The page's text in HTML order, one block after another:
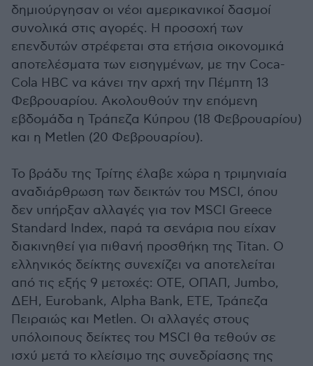
δημιούργησαν οι νέοι αμερικανικοί δασμοί
συνολικά στις αγορές. Η προσοχή των
επενδυτών στρέφεται στα ετήσια οικονομικά
αποτελέσματα των εισηγμένων, με την Coca-
Cola HBC να κάνει την αρχή την Πέμπτη 13
Φεβρουαρίου. Ακολουθούν την επόμενη
εβδομάδα η Τράπεζα Κύπρου (18 Φεβρουαρίου)
και η Metlen (20 Φεβρουαρίου).
Το βράδυ της Τρίτης έλαβε χώρα η τριμηνιαία
αναδιάρθρωση των δεικτών του MSCI, όπου
δεν υπήρξαν αλλαγές για τον MSCI Greece
Standard Index, παρά τα σενάρια που είχαν
διακινηθεί για πιθανή προσθήκη της Titan. Ο
ελληνικός δείκτης συνεχίζει να αποτελείται
από τις εξής 9 μετοχές: ΟΤΕ, ΟΠΑΠ, Jumbo,
ΔΕΗ, Eurobank, Alpha Bank, ΕΤΕ, Τράπεζα
Πειραιώς και Metlen. Οι αλλαγές στους
υπόλοιπους δείκτες του MSCI θα τεθούν σε
ισχύ μετά το κλείσιμο της συνεδρίασης της